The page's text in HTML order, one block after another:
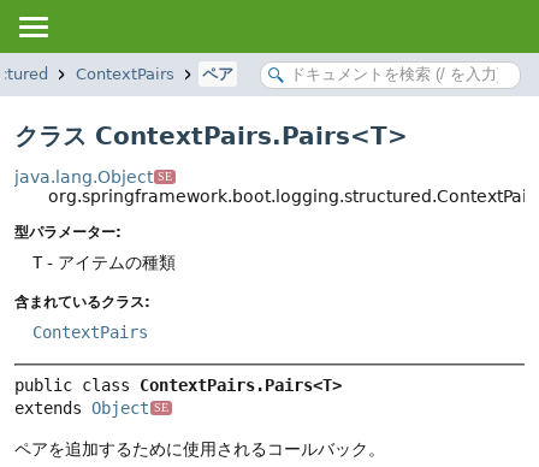
ContextPairs ペア
クラス ContextPairs.Pairs<T>
java.lang.Object SE
型パラメーター:
T- アイテムの種類
含まれているクラス:
ContextPairs
public class ContextPairs.Pairs<T>
extends Object SE
ペアを追加するために使用されるコールバック。